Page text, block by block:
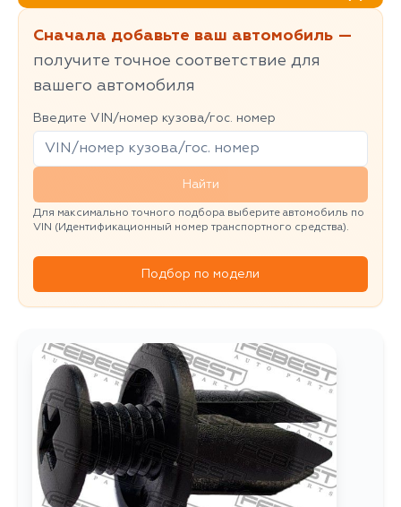
Сначала добавьте ваш автомобиль —
получите точное соответствие для
вашего автомобиля
Введите VIN/номер кузова/гос. номер
Найти
Для максимально точного подбора выберите автомобиль по
VIN (Идентификационный номер транспортного средства).
Подбор по модели